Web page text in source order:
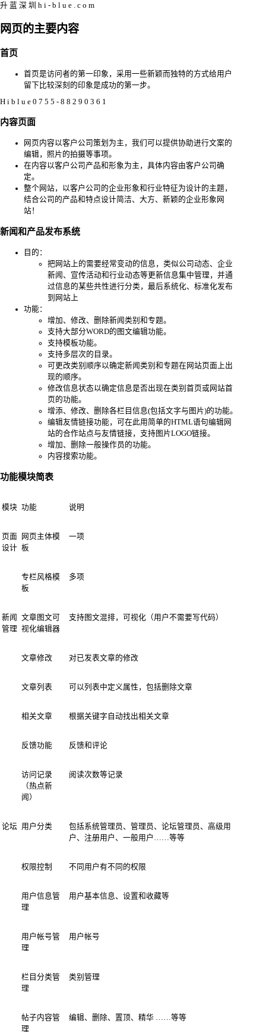
升 蓝 深 圳 h i - b l u e . c o m
网页的主要内容
首页
首页是访问者的第一印象，采用一些新颖而独特的方式给用户
留下比较深刻的印象是成功的第一步。
H i b l u e 0 7 5 5 - 8 8 2 9 0 3 6 1
内容页面
网页内容以客户公司策划为主，我们可以提供协助进行文案的
编辑，照片的拍摄等事项。
在内容以客户公司产品和形象为主，具体内容由客户公司确
定。
整个网站，以客户公司的企业形象和行业特征为设计的主题，
结合公司的产品和特点设计简洁、大方、新颖的企业形象网
站！
新闻和产品发布系统
目的：
把网站上的需要经常变动的信息，类似公司动态、企业
新闻、宣传活动和行业动态等更新信息集中管理，并通
过信息的某些共性进行分类，最后系统化、标准化发布
到网站上
功能：
增加、修改、删除新闻类别和专题。
支持大部分WORD的图文编辑功能。
支持模板功能。
支持多层次的目录。
可更改类别顺序以确定新闻类别和专题在网站页面上出
现的顺序。
修改信息状态以确定信息是否出现在类别首页或网站首
页的功能。
增添、修改、删除各栏目信息(包括文字与图片)的功能。
编辑友情链接功能，可在此用简单的HTML语句编辑网
站的合作站点与友情链接，支持图片LOGO链接。
增加、删除一般操作员的功能。
内容搜索功能。
功能模块简表
模块 功能 说明
页面
设计
网页主体模
板
一项
专栏风格模
板
多项
新闻
管理
文章图文可
视化编辑器
支持图文混排，可视化（用户不需要写代码）
文章修改 对已发表文章的修改
文章列表 可以列表中定义属性，包括删除文章
相关文章 根据关键字自动找出相关文章
反馈功能 反馈和评论
访问记录
（热点新
闻）
阅读次数等记录
论坛 用户分类
包括系统管理员、管理员、论坛管理员、高级用
户、注册用户、一般用户……等等
权限控制 不同用户有不同的权限
用户信息管
理
用户基本信息、设置和收藏等
用户帐号管
理
用户帐号
栏目分类管
理
类别管理
帖子内容管
理
编辑、删除、置顶、精华 ……等等